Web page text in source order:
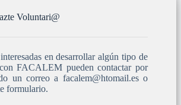
Voluntari@
en desarrollar algún tipo de
FACALEM pueden contactar por
un correo a facalem@htomail.es o
formulario.